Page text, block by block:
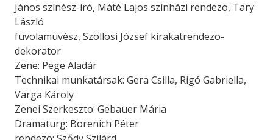
János színész-író, Máté Lajos színházi rendezo, Tary
László
fuvolamuvész, Szöllosi József kirakatrendezo-
dekorator
Zene: Pege Aladár
Technikai munkatársak: Gera Csilla, Rigó Gabriella,
Varga Károly
Zenei Szerkeszto: Gebauer Mária
Dramaturg: Borenich Péter